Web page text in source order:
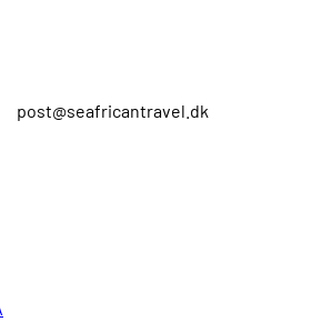
post@seafricantravel.dk